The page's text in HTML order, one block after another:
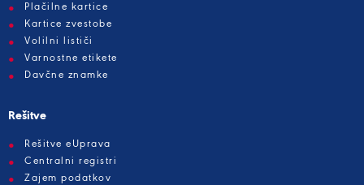
Plačilne kartice
Kartice zvestobe
Volilni lističi
Varnostne etikete
Davčne znamke
Rešitve
Rešitve eUprava
Centralni registri
Zajem podatkov